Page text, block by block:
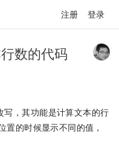
注册 登录
数的代码
，其功能是计算文本的行
的时候显示不同的值，